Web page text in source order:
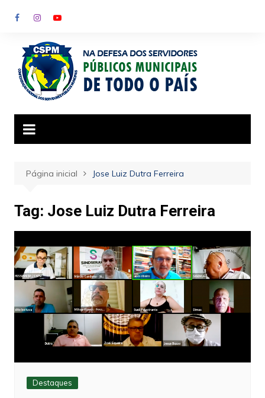
para
conteúdo
Página inicial Jose Luiz Dutra Ferreira
Tag: Jose Luiz Dutra Ferreira
Destaques